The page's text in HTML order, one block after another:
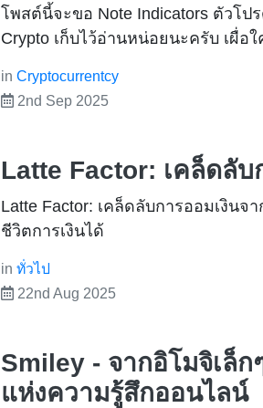
โพสต์นี้จะขอ Note Indicators ตัวโป
Crypto เก็บไว้อ่านหน่อยนะครับ เผื่อ
inCryptocurrentcy
2nd Sep 2025
Latte Factor: เคล็ดลับ
Latte Factor: เคล็ดลับการออมเงินจ
ชีวิตการเงินได้
inทั่วไป
22nd Aug 2025
Smiley - จากอิโมจิเล็
แห่งความรู้สึกออนไลน์